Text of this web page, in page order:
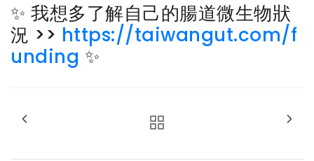
✨ 我想多了解自己的腸道微生物狀
況 >> https://taiwangut.com/f
unding ✨